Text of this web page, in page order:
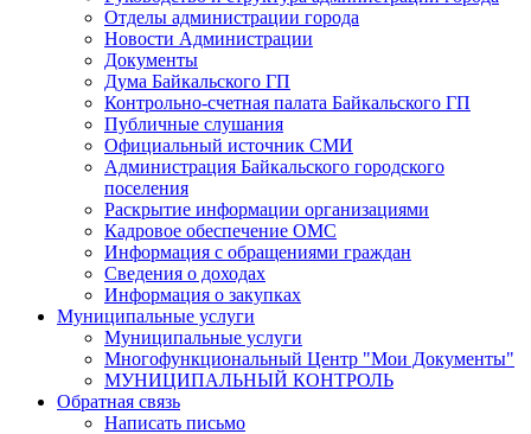
Отделы администрации города
Новости Администрации
Документы
Дума Байкальского ГП
Контрольно-счетная палата Байкальского ГП
Публичные слушания
Официальный источник СМИ
Администрация Байкальского городского
поселения
Раскрытие информации организациями
Кадровое обеспечение ОМС
Информация с обращениями граждан
Сведения о доходах
Информация о закупках
Муниципальные услуги
Муниципальные услуги
Многофункциональный Центр "Мои Документы"
МУНИЦИПАЛЬНЫЙ КОНТРОЛЬ
Обратная связь
Написать письмо